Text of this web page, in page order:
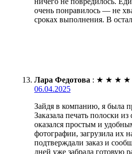
очень понравилось — не
сроках выполнения. В
Лара Федотова : ★ ★ ★ ★
06.04.2025
Зайдя в компанию, я была
Заказала печать полоски
оказался простым и
фотографии, загрузила их
подтверждали заказ и
дней уже забрала готовую